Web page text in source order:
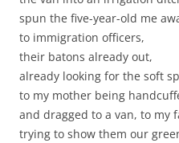
spun the five-year-old me
to immigration officers,
their batons already out,
already looking for the soft
to my mother being
and dragged to a van, to my
trying to show them our